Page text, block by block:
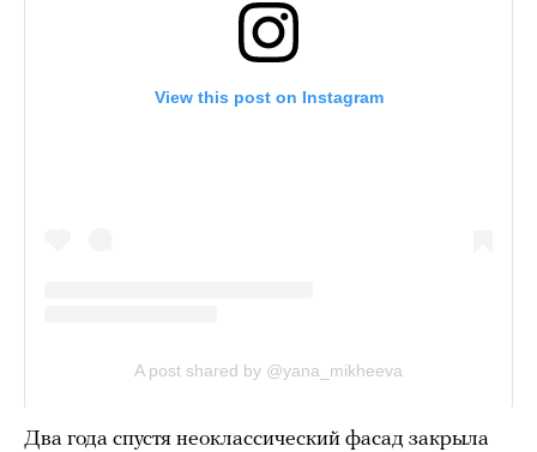
Два года спустя неоклассический фасад закрыла